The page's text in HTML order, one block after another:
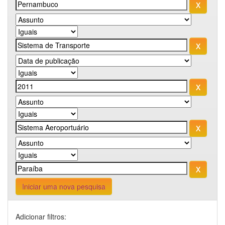
Iniciar uma nova pesquisa
Adicionar filtros: